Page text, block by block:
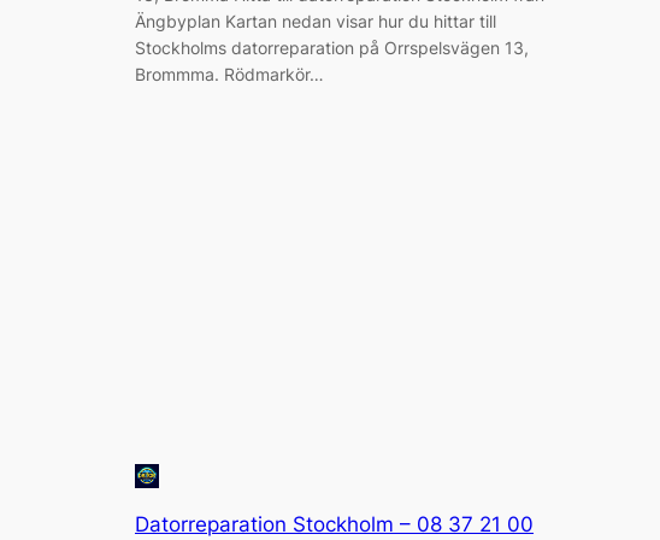
Ängbyplan Kartan nedan visar hur du hittar till
Stockholms datorreparation på Orrspelsvägen 13,
Brommma. Rödmarkör…
Datorreparation Stockholm – 08 37 21 00